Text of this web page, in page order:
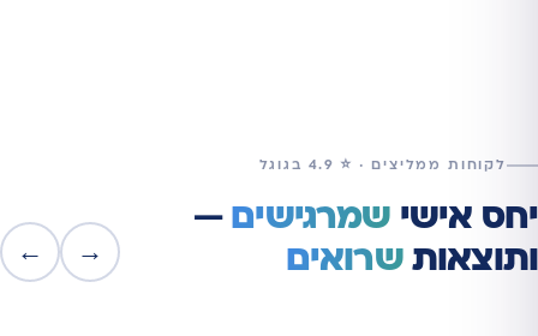
לקוחות ממליצים · ⭐ 4.9 בגוגל
יחס אישי שמרגישים —
ותוצאותשרואים →
←